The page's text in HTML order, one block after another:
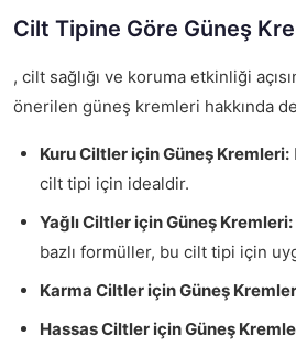
Cilt Tipine Göre Güneş
, cilt sağlığı ve koruma etkinliği
önerilen güneş kremleri hakkında
Kuru Ciltler için Güneş Kremleri:
cilt tipi için idealdir.
Yağlı Ciltler için Güneş Kremleri:
bazlı formüller, bu cilt tipi için
Karma Ciltler için Güneş
Hassas Ciltler için Güneş